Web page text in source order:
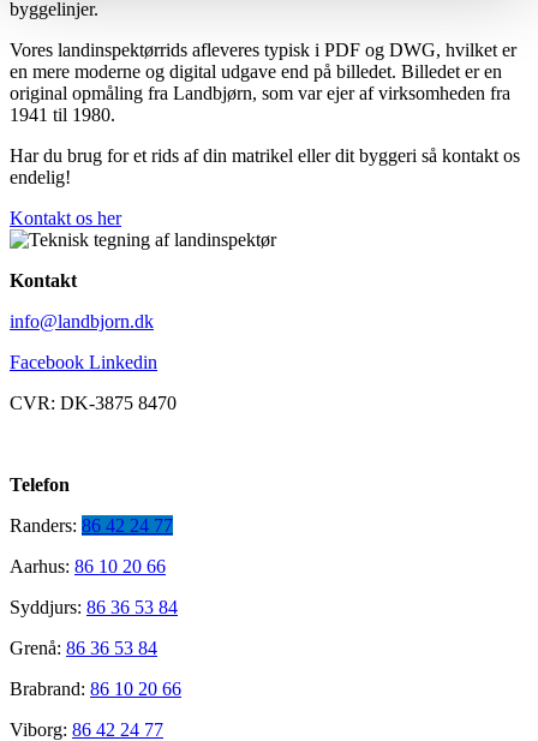
byggelinjer.
Vores landinspektørrids afleveres typisk i PDF og DWG, hvilket er
en mere moderne og digital udgave end på billedet. Billedet er en
original opmåling fra Landbjørn, som var ejer af virksomheden fra
1941 til 1980.
Har du brug for et rids af din matrikel eller dit byggeri så kontakt os
endelig!
Kontakt os her
Kontakt
info@landbjorn.dk
Facebook Linkedin
CVR: DK-3875 8470
Telefon
Randers: 86 42 24 77
Aarhus: 86 10 20 66
Syddjurs: 86 36 53 84
Grenå: 86 36 53 84
Brabrand: 86 10 20 66
Viborg: 86 42 24 77